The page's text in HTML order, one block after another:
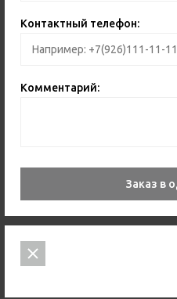
Контактный телефон:
Комментарий:
Заказ в